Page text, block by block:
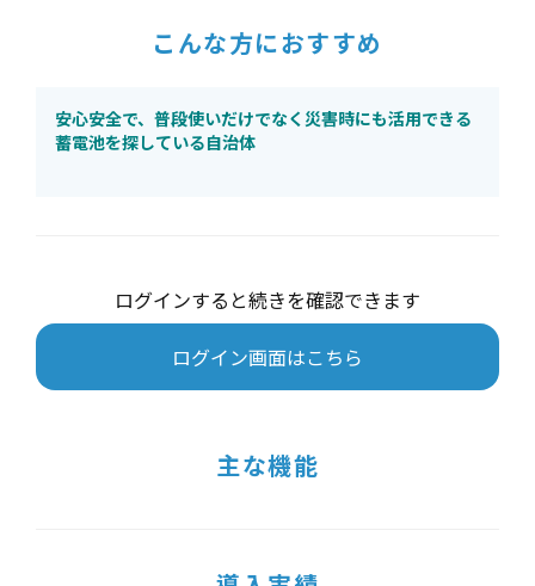
こんな方におすすめ
安心安全で、普段使いだけでなく災害時にも活用できる
蓄電池を探している自治体
ログインすると続きを確認できます
ログイン画面はこちら
主な機能